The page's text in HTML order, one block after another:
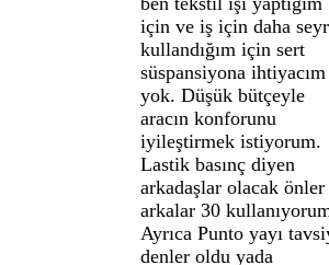
için ve iş için daha
kullandığım için sert
süspansiyona ihtiyacım
yok. Düşük bütçeyle
aracın konforunu
iyileştirmek istiyorum.
Lastik basınç diyen
arkadaşlar olacak önler
arkalar 30
Ayrıca Punto yayı
denler oldu yada